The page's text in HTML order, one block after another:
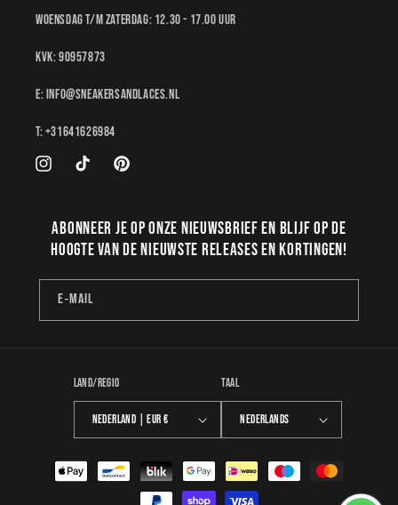
Woensdag t/m Zaterdag: 12.30 - 17.00 uur
KvK: 90957873
E: Info@sneakersandlaces.nl
T: +31641626984
InstagramTikTok Pinterest
Abonneer je op onze nieuwsbrief en blijf op de
hoogte van de nieuwste releases en kortingen!
E‑mail
Land/regio
Nederland | EUR €
Taal
Nederlands
Betaalmethoden